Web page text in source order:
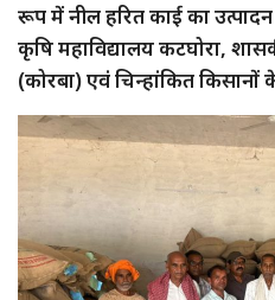
रूप में नील हरित काई का
कृषि महाविद्यालय कटघोरा,
(कोरबा) एवं चिन्हांकित किसानों